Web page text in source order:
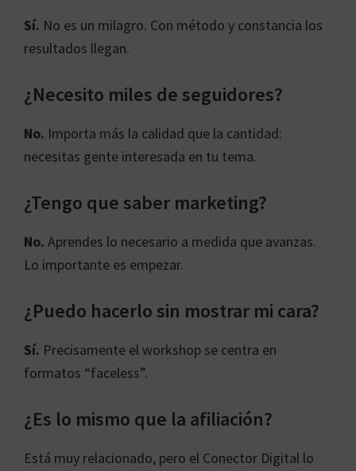
Sí. No es un milagro. Con método y constancia los
resultados llegan.
¿Necesito miles de seguidores?
No. Importa más la calidad que la cantidad:
necesitas gente interesada en tu tema.
¿Tengo que saber marketing?
No. Aprendes lo necesario a medida que avanzas.
Lo importante es empezar.
¿Puedo hacerlo sin mostrar mi cara?
Sí. Precisamente el workshop se centra en
formatos “faceless”.
¿Es lo mismo que la afiliación?
Está muy relacionado, pero el Conector Digital lo